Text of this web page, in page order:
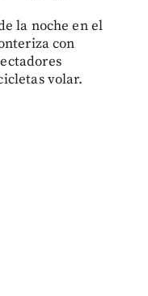
la noche en el
con
volar.